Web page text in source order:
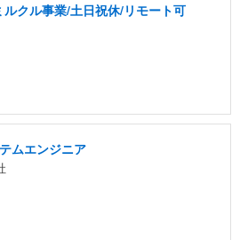
ルクル事業/土日祝休/リモート可
ムエンジニア